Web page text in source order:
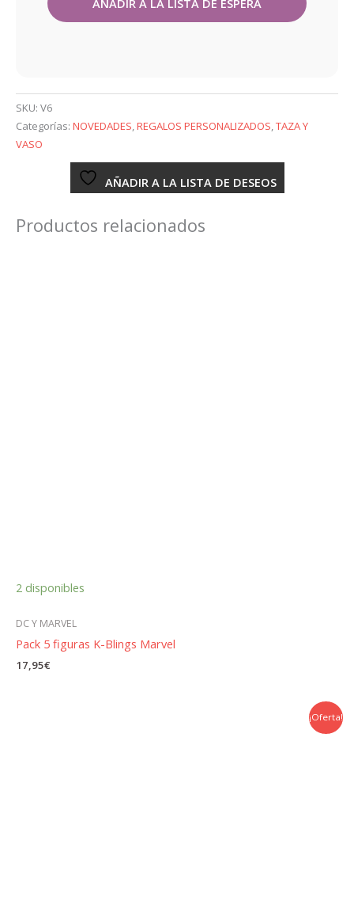
SKU: V6
Categorías: NOVEDADES,REGALOS PERSONALIZADOS,TAZA Y
VASO
AÑADIR A LA LISTA DE DESEOS
Productos relacionados
2 disponibles
DC Y MARVEL
Pack 5 figuras K-Blings Marvel
17,95€
¡Oferta!